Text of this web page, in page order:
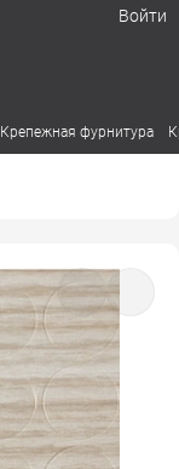
Войти
Крепежная фурнитура